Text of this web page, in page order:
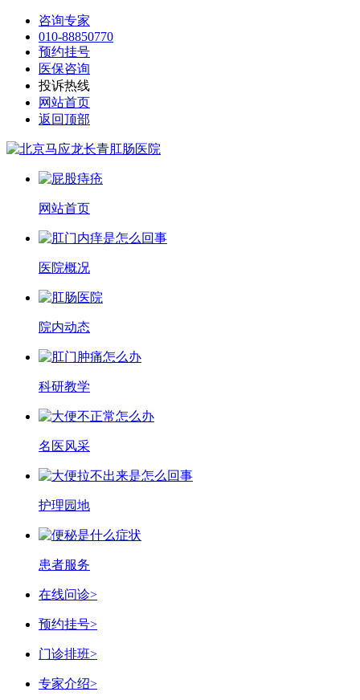
咨询专家
010-88850770
预约挂号
医保咨询
投诉热线
网站首页
返回顶部
网站首页
医院概况
院内动态
科研教学
名医风采
护理园地
患者服务
在线问诊>
预约挂号>
门诊排班>
专家介绍>